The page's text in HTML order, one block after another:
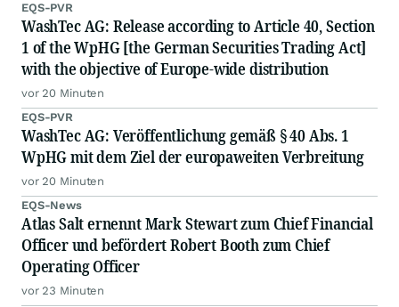
EQS-PVR
WashTec AG: Release according to Article 40, Section
1 of the WpHG [the German Securities Trading Act]
with the objective of Europe-wide distribution
vor 20 Minuten
EQS-PVR
WashTec AG: Veröffentlichung gemäß § 40 Abs. 1
WpHG mit dem Ziel der europaweiten Verbreitung
vor 20 Minuten
EQS-News
Atlas Salt ernennt Mark Stewart zum Chief Financial
Officer und befördert Robert Booth zum Chief
Operating Officer
vor 23 Minuten